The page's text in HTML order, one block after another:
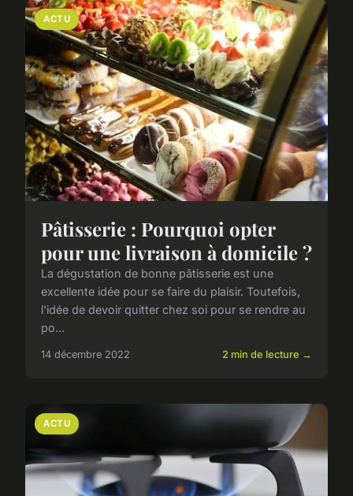
ACTU
Pâtisserie : Pourquoi opter
pour une livraison à domicile ?
La dégustation de bonne pâtisserie est une
excellente idée pour se faire du plaisir. Toutefois,
l'idée de devoir quitter chez soi pour se rendre au
po...
14 décembre 2022 2 min de lecture →
ACTU